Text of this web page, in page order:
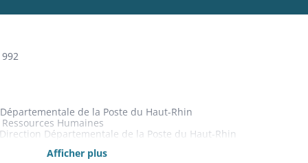
de la Poste du Haut-Rhin
Humaines
Départementale de la Poste du Haut-Rhin
Afficher plus